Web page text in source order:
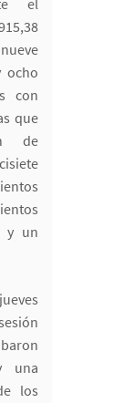
el
ocho
con
que
de
y un
una
los